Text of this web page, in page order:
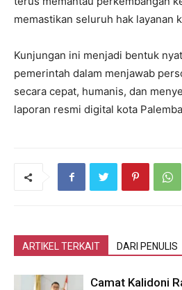
memastikan seluruh hak layanan
Kunjungan ini menjadi bentuk
pemerintah dalam menjawab
secara cepat, humanis, dan
laporan resmi digital kota
ARTIKEL TERKAIT DARI PENULIS
Camat Kalidoni